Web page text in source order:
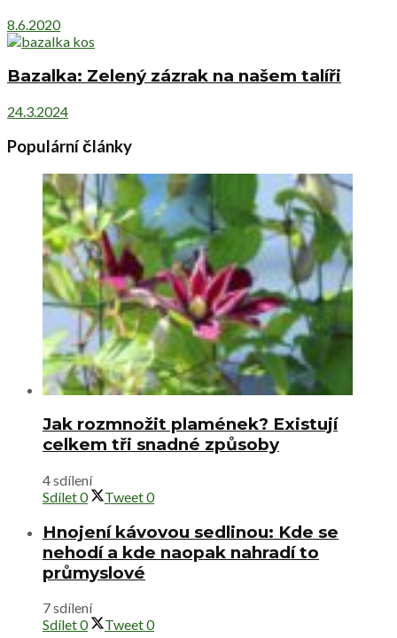
8.6.2020
Bazalka: Zelený zázrak na našem talíři
24.3.2024
Populární články
Jak rozmnožit plamének? Existují
celkem tři snadné způsoby
4 sdílení
Sdílet0 Tweet0
Hnojení kávovou sedlinou: Kde se
nehodí a kde naopak nahradí to
průmyslové
7 sdílení
Sdílet0 Tweet0